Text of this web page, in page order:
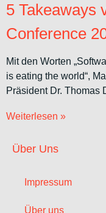
5 Takeaways
Conference
Mit den Worten
is eating the world“,
Präsident Dr. Thomas
Weiterlesen »
Über Uns
Impressum
Über uns